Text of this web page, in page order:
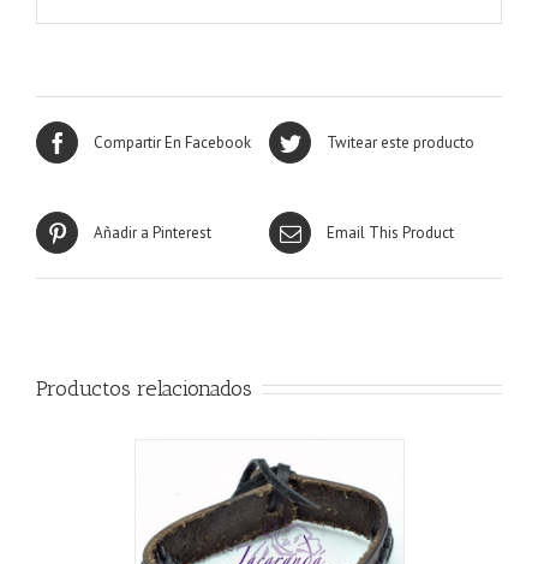
Compartir En Facebook Twitear este producto
Añadir a Pinterest Email This Product
Productos relacionados